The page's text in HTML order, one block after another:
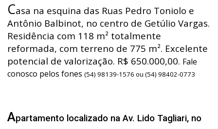
Casa na esquina das Ruas Pedro Toniolo e
Antônio Balbinot, no centro de Getúlio Vargas.
Residência com 118 m² totalmente
reformada, com terreno de 775 m². Excelente
potencial de valorização. R$ 650.000,00. Fale
conosco pelos fones (54) 98139-1576 ou (54) 98402-0773
Apartamento localizado na Av. Lido Tagliari, no